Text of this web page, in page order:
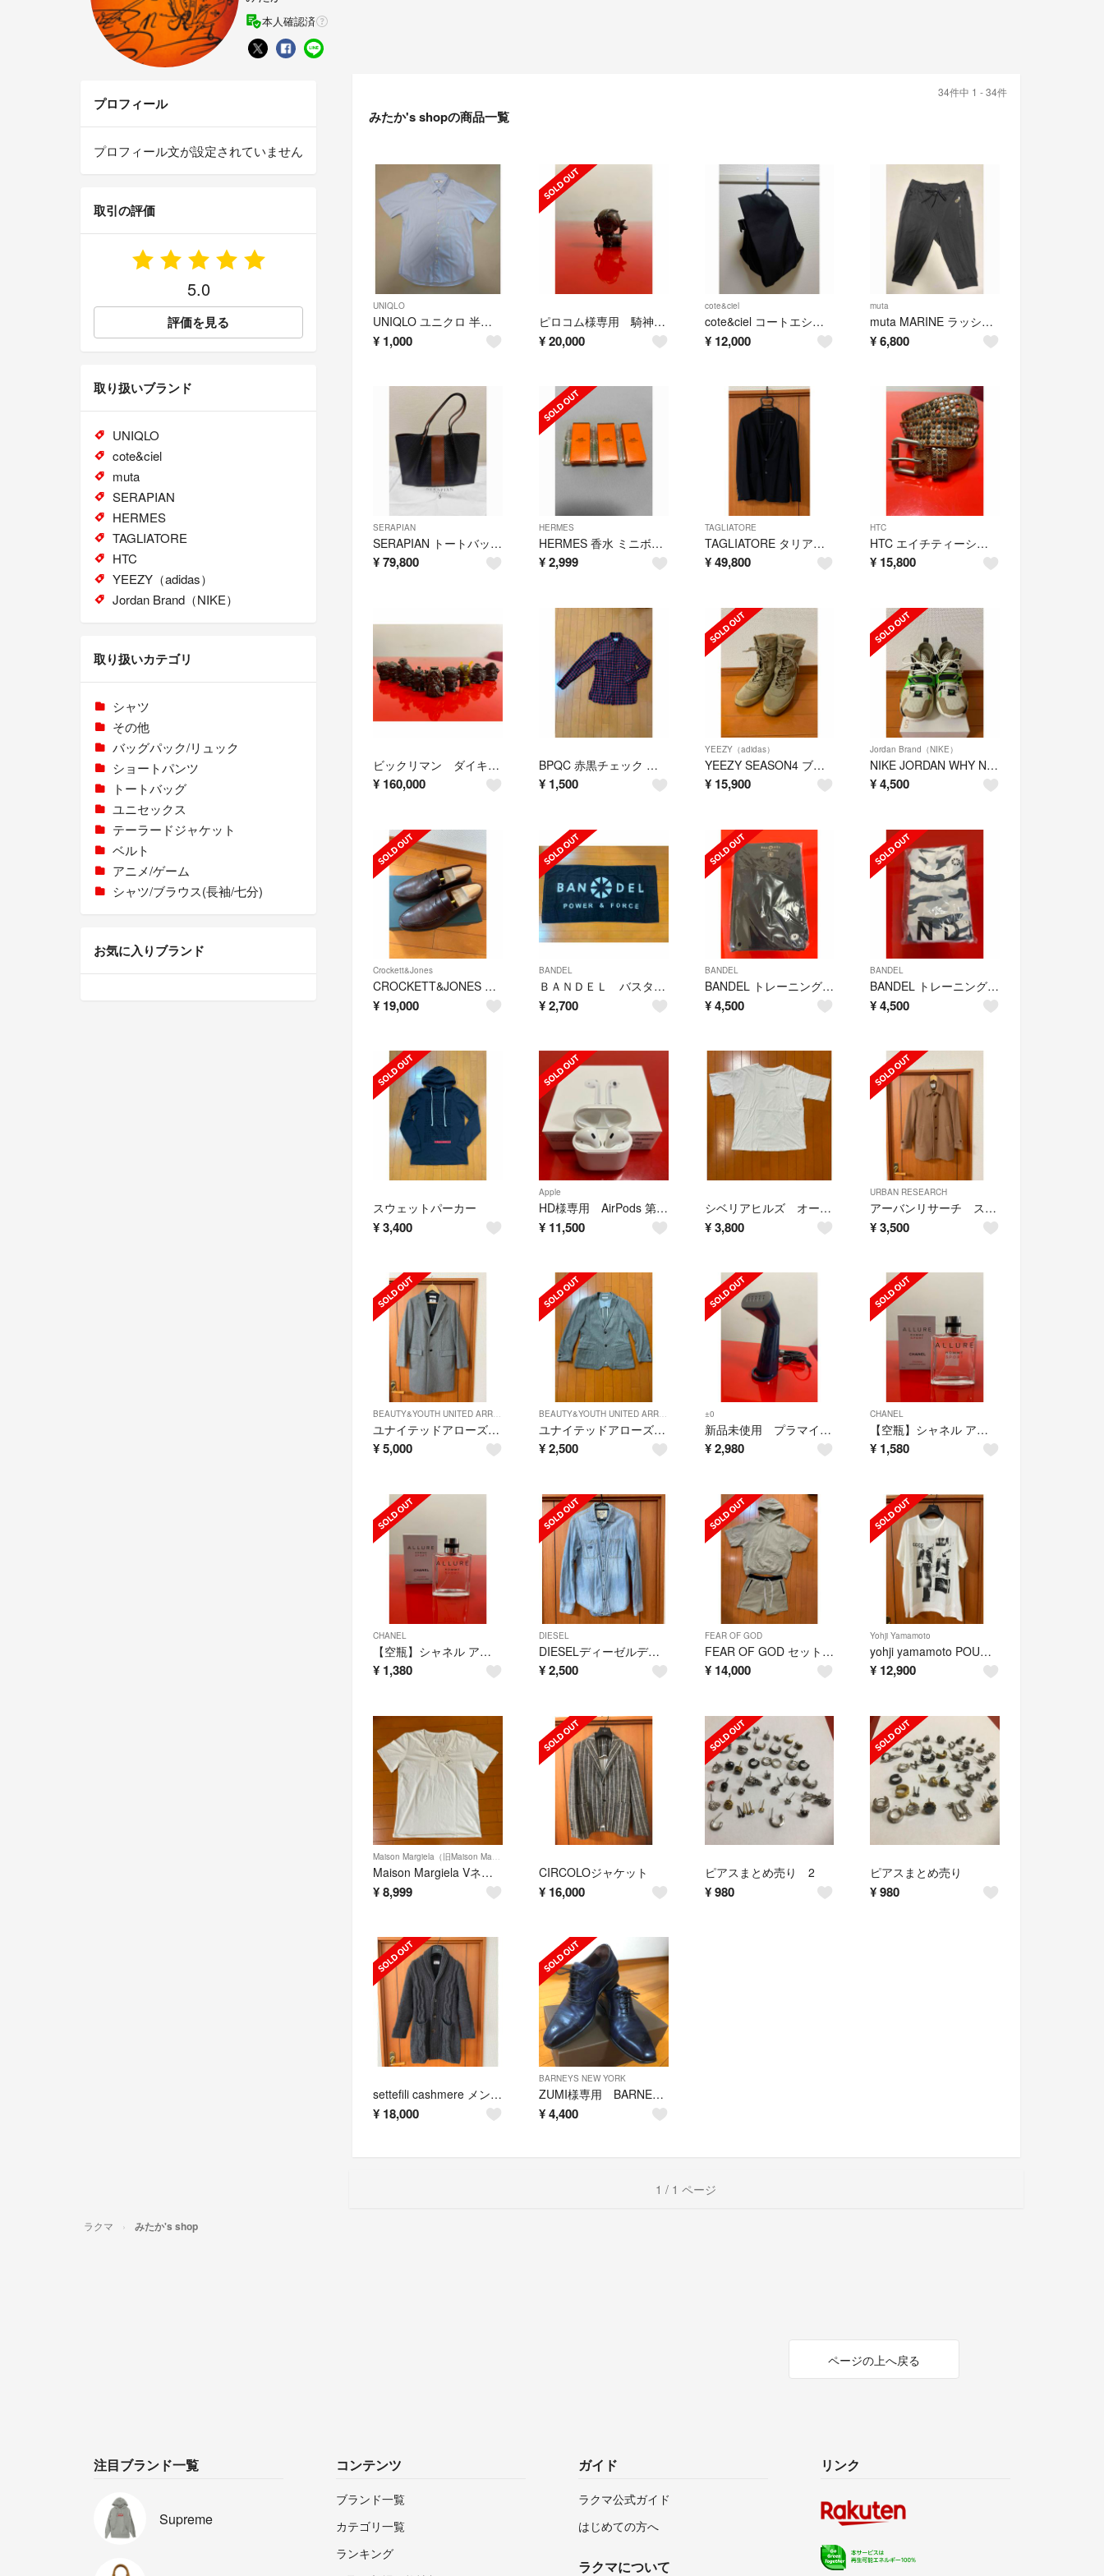
本人確認済
34件中 1 - 34件
みたか's shopの商品一覧
UNIQLO
UNIQLO ユニクロ 半袖シャツ ライトブルー Mサイズ
¥ 1,000
ピロコム様専用 騎神アリババ
¥20,000
cote&ciel
cote&ciel コートエシエル バックパック リュック isar M
¥ 12,000
muta
muta MARINE ラッシュ クロップドパンツ
¥6,800
SERAPIAN
SERAPIAN トートバッグ ブラック Stepan sust SECRET
¥79,800
HERMES
HERMES 香水 ミニボトル 3本セット
¥2,999
TAGLIATORE
TAGLIATORE タリアトーレ ブラックテーラードジャケット サイズ44
¥ 49,800
HTC
HTC エイチティーシー 5000 STUDS BELT メンズ ベルト
¥ 15,800
ビックリマン ダイキャストビックリ均一シリーズ 超合金8体セット バラ売り可
¥ 160,000
BPQC 赤黒チェック 長袖シャツ
¥ 1,500
YEEZY（adidas）
YEEZY SEASON4 ブーツ サイズ44
¥ 15,900
Jordan Brand（NIKE）
NIKE JORDAN WHY NOT ZER0.3 PF CD3002-200
¥4,500
Crockett&Jones
CROCKETT&JONES バーニーズNY別注 コインローファー
¥ 19,000
BANDEL
ＢＡＮＤＥＬ バスタオル ビーチタオル 新品未使用
¥2,700
BANDEL
BANDEL トレーニングウェア Tシャツ2点セット 新品未使用
¥ 4,500
BANDEL
BANDEL トレーニングウェア サイズS ロングTシャツ 新品未使用2点セット
¥4,500
スウェットパーカー
¥3,400
Apple
HD様専用 AirPods 第2世代 APPLE MRXJ2J/A
¥ 11,500
シベリアヒルズ オーバーサイズTシャツ BORN HUNTER
¥ 3,800
URBAN RESEARCH
アーバンリサーチ ステンカラーコート
¥3,500
ユナイテッドアローズ チェスターコート
¥5,000
BEAUTY&YOUTH UNITED ARROWS
ユナイテッドアローズ ジャケット
¥2,500
±0
新品未使用 プラマイゼロ スタイルスチーマー XRS-D010(FA)
¥ 2,980
CHANEL
【空瓶】シャネル アリュール オム スポーツ コローニュ スポーツ 150ml
¥ 1,580
CHANEL
【空瓶】シャネル アリュール オム スポーツ コローニュ オードトワレ100ml
¥ 1,380
DIESEL
DIESELディーゼルデニムシャツ
¥2,500
FEAR OF GOD
FEAR OF GOD セットアップパーカー
¥ 14,000
Yohji Yamamoto
yohji yamamoto POUR HOMME Tシャツ
¥ 12,900
Maison Margiela（旧Maison Martin Margiela）
Maison Margiela VネックTシャツ
¥8,999
CIRCOLOジャケット
¥ 16,000
ピアスまとめ売り 2
¥ 980
ピアスまとめ売り
¥980
settefili cashmere メンズ ロングニットカーディガン
¥ 18,000
BARNEYS NEW YORK
ZUMI様専用 BARNEYS NEWYORK 革靴
¥4,400
1 / 1 ページ
プロフィール
プロフィール文が設定されていません
取引の評価
5.0
評価を見る
取り扱いブランド
UNIQLO
cote&ciel
muta
SERAPIAN
HERMES
TAGLIATORE
HTC
YEEZY（adidas）
Jordan Brand（NIKE）
取り扱いカテゴリ
シャツ
その他
バッグパック/リュック
ショートパンツ
トートバッグ
ユニセックス
テーラードジャケット
ベルト
アニメ/ゲーム
シャツ/ブラウス(長袖/七分)
お気に入りブランド
ラクマ みたか's shop
ページの上へ戻る
注目ブランド一覧
Supreme
コンテンツ
ブランド一覧
カテゴリ一覧
ランキング
ガイド
ラクマ公式ガイド
はじめての方へ
ラクマについて
リンク